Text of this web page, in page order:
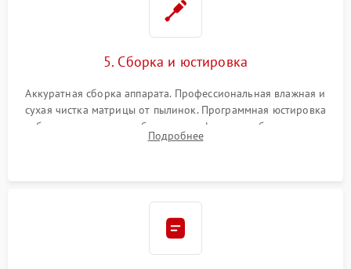
5. Сборка и юстировка
Аккуратная сборка аппарата. Профессиональная влажная и
сухая чистка матрицы от пылинок. Программная юстировка
рабочего отрезка, калибровка автофокуса, стабилизатора и
экспозамера с помощью сервисного ПО.
Подробнее